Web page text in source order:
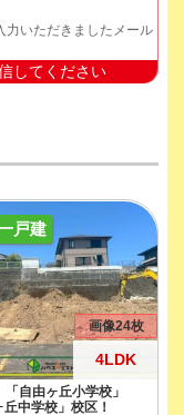
力いただきましたメール
してください
戸建
4LDK
画像24枚
自由ヶ丘小学校」
丘中学校」校区！